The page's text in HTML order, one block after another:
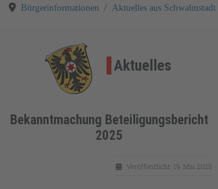
Bürgerinformationen Aktuelles aus Schwalmstadt
Aktuelles
Bekanntmachung Beteiligungsbericht
2025
Veröffentlicht: 19. Mai 2025